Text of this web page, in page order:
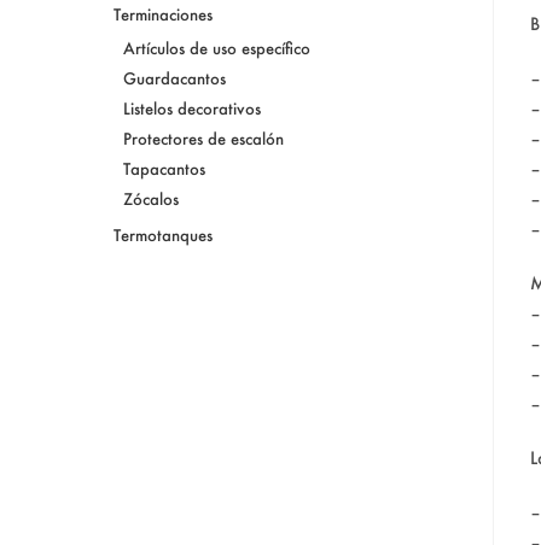
Terminaciones
Artículos de uso específico
Guardacantos
Listelos decorativos
Protectores de escalón
Tapacantos
Zócalos
Termotanques